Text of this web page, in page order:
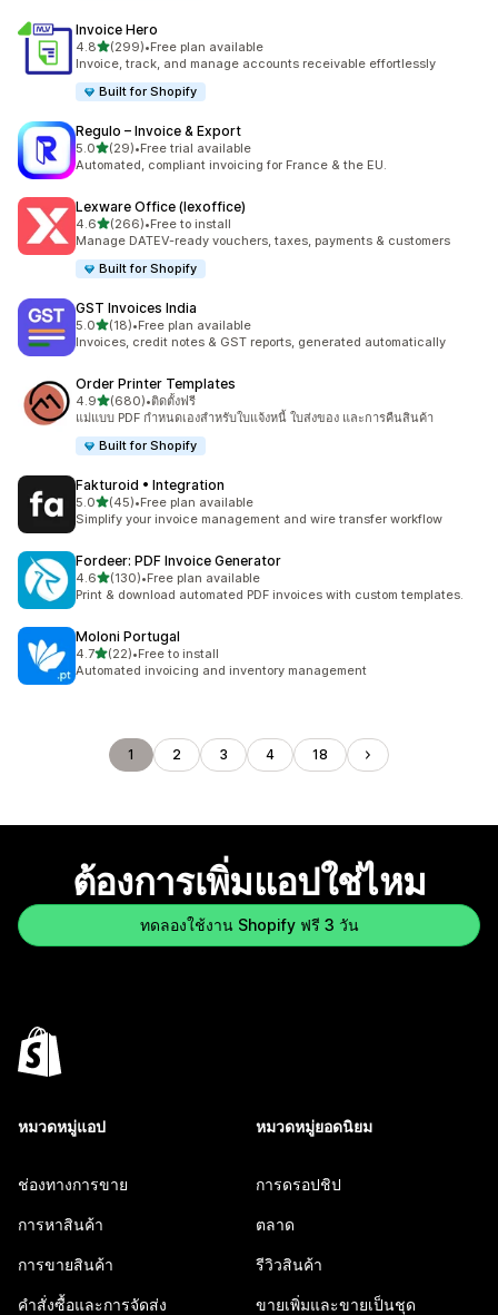
Invoice Hero
4.8เต็ม 5 ดาว
(299)
ทั้งหมด 299 รีวิว
•Free plan available
Invoice, track, and manage accounts receivable effortlessly
Built for Shopify
Regulo – Invoice & Export
5.0เต็ม 5 ดาว
(29)
ทั้งหมด 29 รีวิว
•Free trial available
Automated, compliant invoicing for France & the EU.
Lexware Office (lexoffice)
4.6เต็ม 5 ดาว
(266)
ทั้งหมด 266 รีวิว
•Free to install
Manage DATEV-ready vouchers, taxes, payments & customers
Built for Shopify
GST Invoices India
5.0เต็ม 5 ดาว
(18)
ทั้งหมด 18 รีวิว
•Free plan available
Invoices, credit notes & GST reports, generated automatically
Order Printer Templates
4.9เต็ม 5 ดาว
(680)
ทั้งหมด 680 รีวิว
•ติดตั้งฟรี
แม่แบบ PDF กำหนดเองสำหรับใบแจ้งหนี้ ใบส่งของ และการคืนสินค้า
Built for Shopify
Fakturoid • Integration
5.0เต็ม 5 ดาว
(45)
ทั้งหมด 45 รีวิว
•Free plan available
Simplify your invoice management and wire transfer workflow
Fordeer: PDF Invoice Generator
4.6เต็ม 5 ดาว
(130)
ทั้งหมด 130 รีวิว
•Free plan available
Print & download automated PDF invoices with custom templates.
Moloni Portugal
4.7เต็ม 5 ดาว
(22)
ทั้งหมด 22 รีวิว
•Free to install
Automated invoicing and inventory management
1 2 3 4 18
ต้องการเพิ่มแอปใช่ไหม
ทดลองใช้งาน Shopify ฟรี 3 วัน
หมวดหมู่แอป
ช่องทางการขาย
การหาสินค้า
การขายสินค้า
คำสั่งซื้อและการจัดส่ง
หมวดหมู่ยอดนิยม
การดรอปชิป
ตลาด
รีวิวสินค้า
ขายเพิ่มและขายเป็นชุด